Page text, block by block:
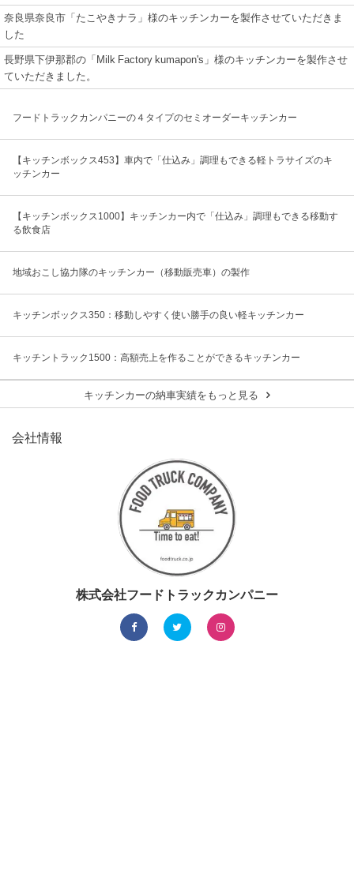
奈良県奈良市「たこやきナラ」様のキッチンカーを製作させていただきま
した
長野県下伊那郡の「Milk Factory kumapon's」様のキッチンカーを製作させ
ていただきました。
フードトラックカンパニーの４タイプのセミオーダーキッチンカー
【キッチンボックス453】車内で「仕込み」調理もできる軽トラサイズのキ
ッチンカー
【キッチンボックス1000】キッチンカー内で「仕込み」調理もできる移動す
る飲食店
地域おこし協力隊のキッチンカー（移動販売車）の製作
キッチンボックス350：移動しやすく使い勝手の良い軽キッチンカー
キッチントラック1500：高額売上を作ることができるキッチンカー
キッチンカーの納車実績をもっと見る
会社情報
株式会社フードトラックカンパニー